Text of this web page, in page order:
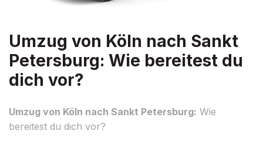
Umzug von Köln nach Sankt
Petersburg: Wie bereitest du
dich vor?
Umzug von Köln nach Sankt Petersburg: Wie
bereitest du dich vor?